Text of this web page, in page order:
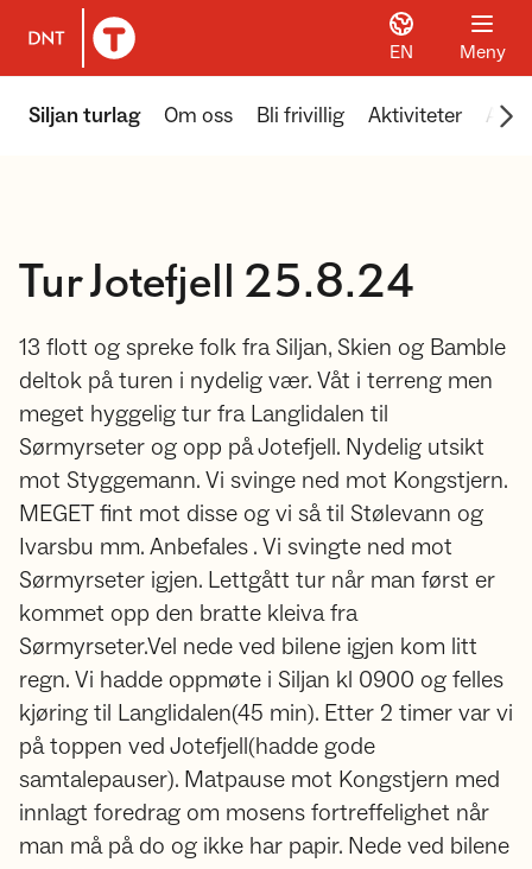
Til DNT.no forside
EN Meny
Siljan turlag Om oss Bli frivillig Aktiviteter
Tur Jotefjell 25.8.24
13 flott og spreke folk fra Siljan, Skien og Bamble
deltok på turen i nydelig vær. Våt i terreng men
meget hyggelig tur fra Langlidalen til
Sørmyrseter og opp på Jotefjell. Nydelig utsikt
mot Styggemann. Vi svinge ned mot Kongstjern.
MEGET fint mot disse og vi så til Stølevann og
Ivarsbu mm. Anbefales . Vi svingte ned mot
Sørmyrseter igjen. Lettgått tur når man først er
kommet opp den bratte kleiva fra
Sørmyrseter.Vel nede ved bilene igjen kom litt
regn. Vi hadde oppmøte i Siljan kl 0900 og felles
kjøring til Langlidalen(45 min). Etter 2 timer var vi
på toppen ved Jotefjell(hadde gode
samtalepauser). Matpause mot Kongstjern med
innlagt foredrag om mosens fortreffelighet når
man må på do og ikke har papir. Nede ved bilene